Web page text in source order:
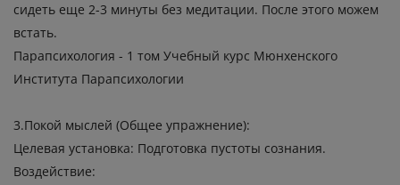
сидеть еще 2-3 минуты без медитации. После этого можем
встать.
Парапсихология - 1 том Учебный курс Мюнхенского
Института Парапсихологии
3.Покой мыслей (Общее упражнение):
Целевая установка: Подготовка пустоты сознания.
Воздействие: